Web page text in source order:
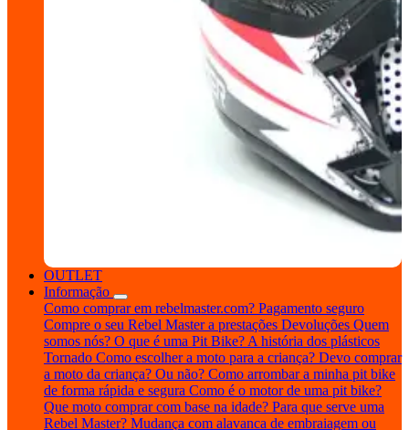
OUTLET
Informação
Como comprar em rebelmaster.com? Pagamento seguro
Compre o seu Rebel Master a prestações Devoluções Quem
somos nós? O que é uma Pit Bike? A história dos plásticos
Tornado Como escolher a moto para a criança? Devo comprar
a moto da criança? Ou não? Como arrombar a minha pit bike
de forma rápida e segura Como é o motor de uma pit bike?
Que moto comprar com base na idade? Para que serve uma
Rebel Master? Mudança com alavanca de embraiagem ou